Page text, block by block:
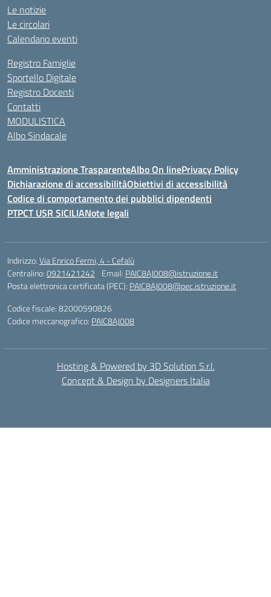
Le notizie
Le circolari
Calendario eventi
Registro Famiglie
Sportello Digitale
Registro Docenti
Contatti
MODULISTICA
Albo Sindacale
Amministrazione TrasparenteAlbo On linePrivacy Policy
Dichiarazione di accessibilitàObiettivi di accessibilità
Codice di comportamento dei pubblici dipendenti
PTPCT USR SICILIANote legali
Indirizzo:Via Enrico Fermi, 4 - Cefalù
Centralino:0921421242 Email: PAIC8AJ008@istruzione.it
Posta elettronica certificata (PEC): PAIC8AJ008@pec.istruzione.it
Codice fiscale: 82000590826
Codice meccanografico: PAIC8AJ008
Hosting & Powered by 3D Solution S.r.l.
Concept & Design by Designers Italia